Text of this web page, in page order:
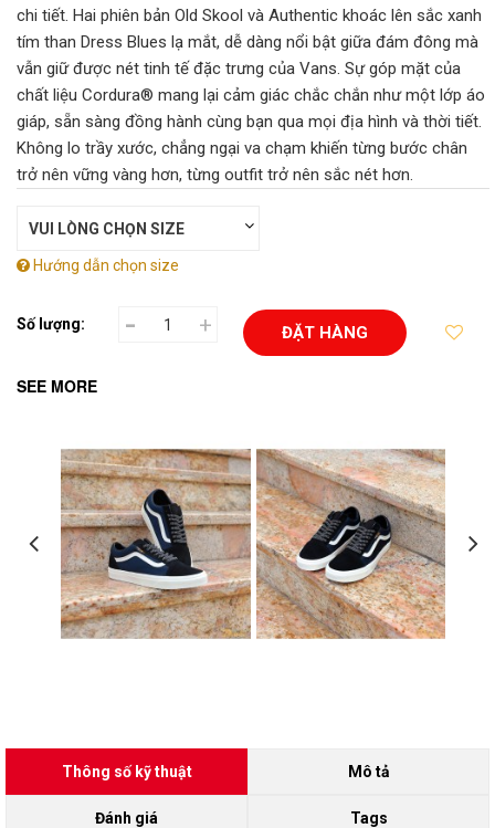
chi tiết. Hai phiên bản Old Skool và Authentic khoác lên sắc xanh
tím than Dress Blues lạ mắt, dễ dàng nổi bật giữa đám đông mà
vẫn giữ được nét tinh tế đặc trưng của Vans. Sự góp mặt của
chất liệu Cordura® mang lại cảm giác chắc chắn như một lớp áo
giáp, sẵn sàng đồng hành cùng bạn qua mọi địa hình và thời tiết.
Không lo trầy xước, chẳng ngại va chạm khiến từng bước chân
trở nên vững vàng hơn, từng outfit trở nên sắc nét hơn.
Hướng dẫn chọn size
Số lượng: - + ĐẶT HÀNG
SEE MORE
Thông số kỹ thuật Mô tả
Đánh giá Tags